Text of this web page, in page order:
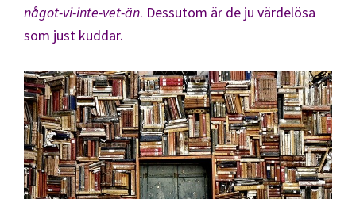
något-vi-inte-vet-än. Dessutom är de ju värdelösa
som just kuddar.